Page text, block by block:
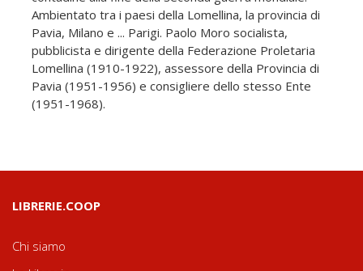
Ambientato tra i paesi della Lomellina, la provincia di
Pavia, Milano e ... Parigi. Paolo Moro socialista,
pubblicista e dirigente della Federazione Proletaria
Lomellina (1910-1922), assessore della Provincia di
Pavia (1951-1956) e consigliere dello stesso Ente
(1951-1968).
LIBRERIE.COOP
Chi siamo